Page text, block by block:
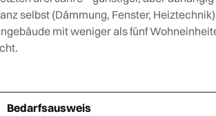
selbst (Dämmung, Fenster,
mit weniger als fünf
Bedarfsausweis